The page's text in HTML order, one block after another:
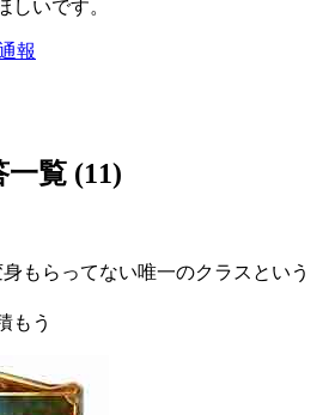
しいです。
報
覧 (11)
もらってない唯一のクラスという
もう